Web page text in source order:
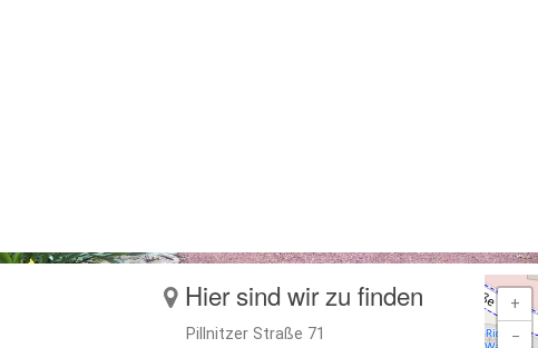
Hier sind wir zu finden
Pillnitzer Straße 71
+
−